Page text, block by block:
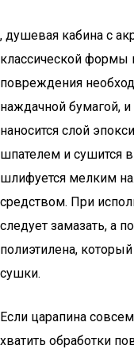
, душевая кабина с
классической формы
повреждения
наждачной бумагой,
наносится слой
шпателем и сушится в
шлифуется мелким
средством. При
следует замазать, а
полиэтилена,
сушки.
Если царапина
хватить обработки